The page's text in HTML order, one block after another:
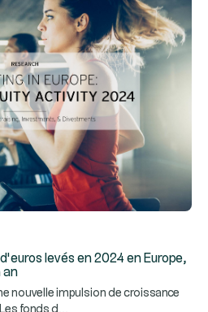
levés en 2024 en Europe,
an
nouvelle impulsion de croissance
fonds d